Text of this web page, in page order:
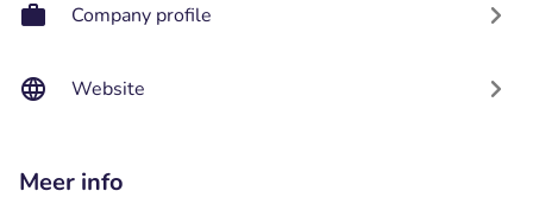
Company profile
Website
Meer info